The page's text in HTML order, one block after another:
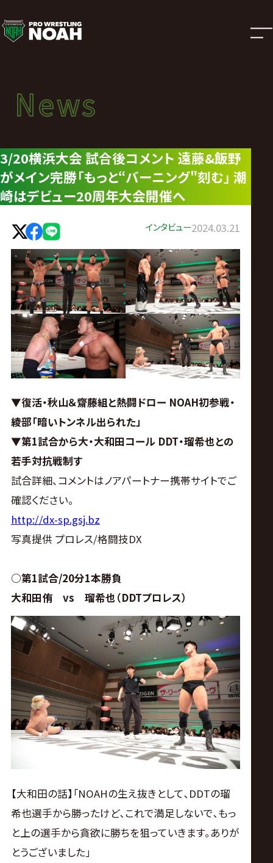
ニ
ュ
ー
ス
|
プ
ロ
レ
ス
リ
ン
グ・
ノ
ア
公
式
サ
イ
ト
News
ニュース
News
3/20横浜大会 試合後コメント 遠藤&飯野
がメイン完勝「もっと“バーニング"刻む」 潮
崎はデビュー20周年大会開催へ
インタビュー2024.03.21
▼復活・秋山＆齋藤組と熱闘ドロー NOAH初参戦・
綾部「暗いトンネル出られた」
▼第1試合から大・大和田コール DDT・瑠希也との
若手対抗戦制す
試合詳細、コメントはノアパートナー携帯サイトでご
確認ください。
http://dx-sp.gsj.bz
写真提供 プロレス/格闘技DX
○第1試合/20分1本勝負
大和田侑 vs 瑠希也（DDTプロレス）
【大和田の話】｢NOAHの生え抜きとして､DDTの瑠
希也選手から勝ったけど､これで満足しないで､もっ
と上の選手から貪欲に勝ちを狙っていきます｡ありが
とうございました｣